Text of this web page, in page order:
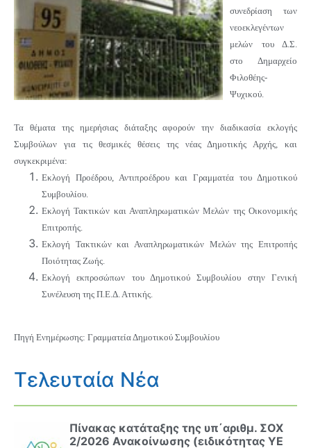
συνεδρίαση των
νεοεκλεγέντων
μελών του Δ.Σ.
στο Δημαρχείο
Φιλοθέης-
Ψυχικού.
Τα θέματα της ημερήσιας διάταξης αφορούν την διαδικασία εκλογής
Συμβούλων για τις θεσμικές θέσεις της νέας Δημοτικής Αρχής, και
συγκεκριμένα:
Εκλογή Προέδρου, Αντιπροέδρου και Γραμματέα του Δημοτικού
Συμβουλίου.
Εκλογή Τακτικών και Αναπληρωματικών Μελών της Οικονομικής
Επιτροπής.
Εκλογή Τακτικών και Αναπληρωματικών Μελών της Επιτροπής
Ποιότητας Ζωής.
Εκλογή εκπροσώπων του Δημοτικού Συμβουλίου στην Γενική
Συνέλευση της Π.Ε.Δ. Αττικής.
Πηγή Ενημέρωσης: Γραμματεία Δημοτικού Συμβουλίου
Τελευταία Νέα
Πίνακας κατάταξης της υπ΄αριθμ. ΣΟΧ
2/2026 Ανακοίνωσης (ειδικότητας ΥΕ